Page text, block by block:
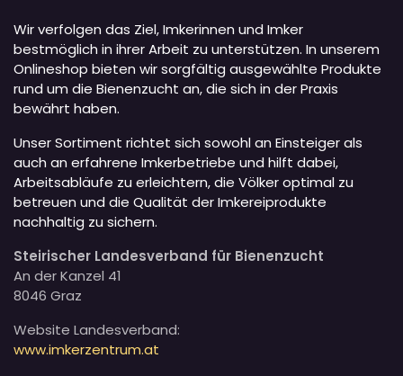
Wir verfolgen das Ziel, Imkerinnen und Imker
bestmöglich in ihrer Arbeit zu unterstützen. In unserem
Onlineshop bieten wir sorgfältig ausgewählte Produkte
rund um die Bienenzucht an, die sich in der Praxis
bewährt haben.
Unser Sortiment richtet sich sowohl an Einsteiger als
auch an erfahrene Imkerbetriebe und hilft dabei,
Arbeitsabläufe zu erleichtern, die Völker optimal zu
betreuen und die Qualität der Imkereiprodukte
nachhaltig zu sichern.
Steirischer Landesverband für Bienenzucht
An der Kanzel 41
8046 Graz
Website Landesverband:
www.imkerzentrum.at